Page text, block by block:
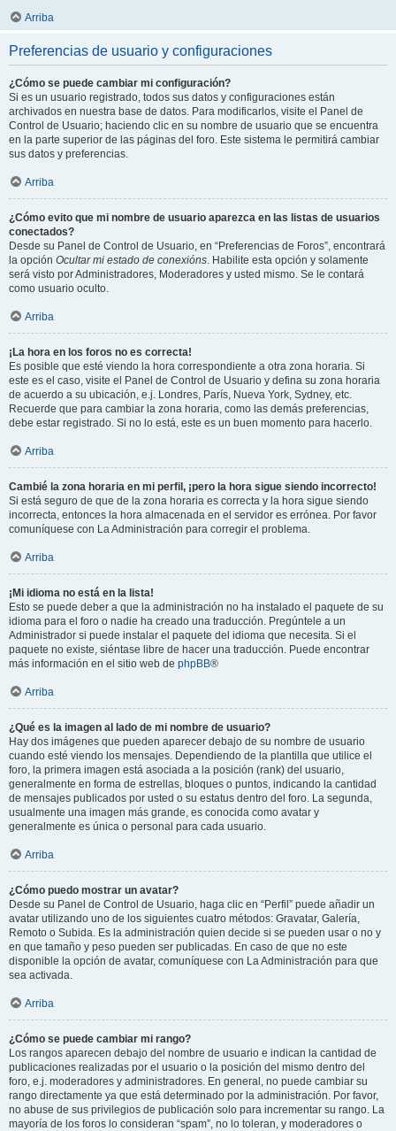
Arriba
Preferencias de usuario y configuraciones
¿Cómo se puede cambiar mi configuración?
Si es un usuario registrado, todos sus datos y configuraciones están
archivados en nuestra base de datos. Para modificarlos, visite el Panel de
Control de Usuario; haciendo clic en su nombre de usuario que se encuentra
en la parte superior de las páginas del foro. Este sistema le permitirá cambiar
sus datos y preferencias.
Arriba
¿Cómo evito que mi nombre de usuario aparezca en las listas de usuarios
conectados?
Desde su Panel de Control de Usuario, en “Preferencias de Foros”, encontrará
la opción Ocultar mi estado de conexións. Habilite esta opción y solamente
será visto por Administradores, Moderadores y usted mismo. Se le contará
como usuario oculto.
Arriba
¡La hora en los foros no es correcta!
Es posible que esté viendo la hora correspondiente a otra zona horaria. Si
este es el caso, visite el Panel de Control de Usuario y defina su zona horaria
de acuerdo a su ubicación, e.j. Londres, París, Nueva York, Sydney, etc.
Recuerde que para cambiar la zona horaria, como las demás preferencias,
debe estar registrado. Si no lo está, este es un buen momento para hacerlo.
Arriba
Cambié la zona horaria en mi perfil, ¡pero la hora sigue siendo incorrecto!
Si está seguro de que de la zona horaria es correcta y la hora sigue siendo
incorrecta, entonces la hora almacenada en el servidor es errónea. Por favor
comuníquese con La Administración para corregir el problema.
Arriba
¡Mi idioma no está en la lista!
Esto se puede deber a que la administración no ha instalado el paquete de su
idioma para el foro o nadie ha creado una traducción. Pregúntele a un
Administrador si puede instalar el paquete del idioma que necesita. Si el
paquete no existe, siéntase libre de hacer una traducción. Puede encontrar
más información en el sitio web de phpBB®
Arriba
¿Qué es la imagen al lado de mi nombre de usuario?
Hay dos imágenes que pueden aparecer debajo de su nombre de usuario
cuando esté viendo los mensajes. Dependiendo de la plantilla que utilice el
foro, la primera imagen está asociada a la posición (rank) del usuario,
generalmente en forma de estrellas, bloques o puntos, indicando la cantidad
de mensajes publicados por usted o su estatus dentro del foro. La segunda,
usualmente una imagen más grande, es conocida como avatar y
generalmente es única o personal para cada usuario.
Arriba
¿Cómo puedo mostrar un avatar?
Desde su Panel de Control de Usuario, haga clic en “Perfil” puede añadir un
avatar utilizando uno de los siguientes cuatro métodos: Gravatar, Galería,
Remoto o Subida. Es la administración quien decide si se pueden usar o no y
en que tamaño y peso pueden ser publicadas. En caso de que no este
disponible la opción de avatar, comuníquese con La Administración para que
sea activada.
Arriba
¿Cómo se puede cambiar mi rango?
Los rangos aparecen debajo del nombre de usuario e indican la cantidad de
publicaciones realizadas por el usuario o la posición del mismo dentro del
foro, e.j. moderadores y administradores. En general, no puede cambiar su
rango directamente ya que está determinado por la administración. Por favor,
no abuse de sus privilegios de publicación solo para incrementar su rango. La
mayoría de los foros lo consideran “spam”, no lo toleran, y moderadores o